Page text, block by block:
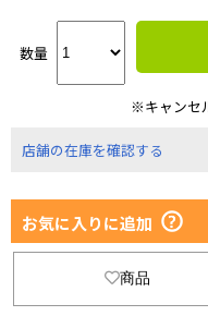
数量
※キャンセ
店舗の在庫を確認する
お気に入りに追加
商品